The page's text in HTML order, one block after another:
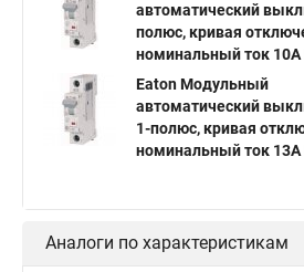
автоматический
полюс, кривая
номинальный ток 10А
Eaton Модульный
автоматический
1-полюс, кривая
номинальный ток 13А
Аналоги по характеристикам